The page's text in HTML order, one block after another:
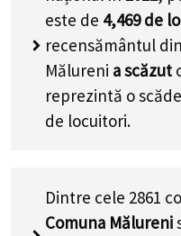
este de 4,469de
recensământul
Mălureni a scăzut
reprezintă o
de locuitori.
Dintre cele 2861
Comuna Mălureni